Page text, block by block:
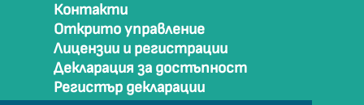
Контакти
Открито управление
Лицензии и регистрации
Декларация за достъпност
Регистър декларации